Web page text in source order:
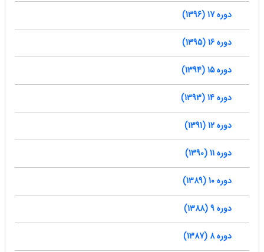
دوره 17 (1396)
دوره 16 (1395)
دوره 15 (1394)
دوره 14 (1393)
دوره 12 (1391)
دوره 11 (1390)
دوره 10 (1389)
دوره 9 (1388)
دوره 8 (1387)